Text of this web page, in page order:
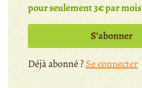
pour seulement 3€ par mois
S’abonner
Déjà abonné ?Se connecter